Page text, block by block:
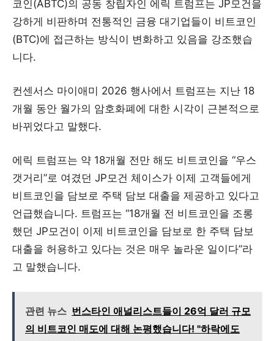
코인(ABTC)의 공동 창립자인 에릭 트럼프는 JP모건을
강하게 비판하며 전통적인 금융 대기업들이 비트코인
(BTC)에 접근하는 방식이 변화하고 있음을 강조했습
니다.
컨센서스 마이애미 2026 행사에서 트럼프는 지난 18
개월 동안 월가의 암호화폐에 대한 시각이 근본적으로
바뀌었다고 말했다.
에릭 트럼프는 약 18개월 전만 해도 비트코인을 “우스
갯거리”로 여겼던 JP모건 체이스가 이제 고객들에게
비트코인을 담보로 주택 담보 대출을 제공하고 있다고
언급했습니다. 트럼프는 “18개월 전 비트코인을 조롱
했던 JP모건이 이제 비트코인을 담보로 한 주택 담보
대출을 허용하고 있다는 것은 매우 놀라운 일이다”라
고 말했습니다.
관련 뉴스 번스타인 애널리스트들이 26억 달러 규모
의 비트코인 매도에 대해 논평했습니다! "하락에도